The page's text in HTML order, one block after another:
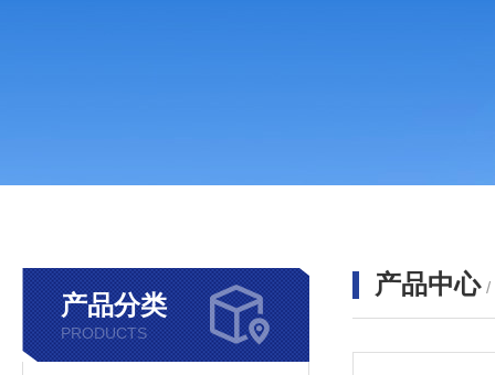
产品分类
PRODUCTS
产品中心 /